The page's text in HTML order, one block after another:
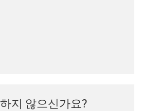
지 않으신가요?